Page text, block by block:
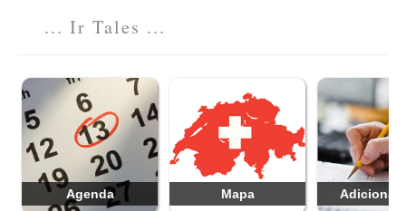
... Ir Tales ...
Agenda Mapa Adicionar